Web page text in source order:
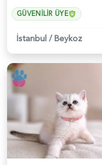
GÜVENILIR ÜYE
İstanbul /Beykoz